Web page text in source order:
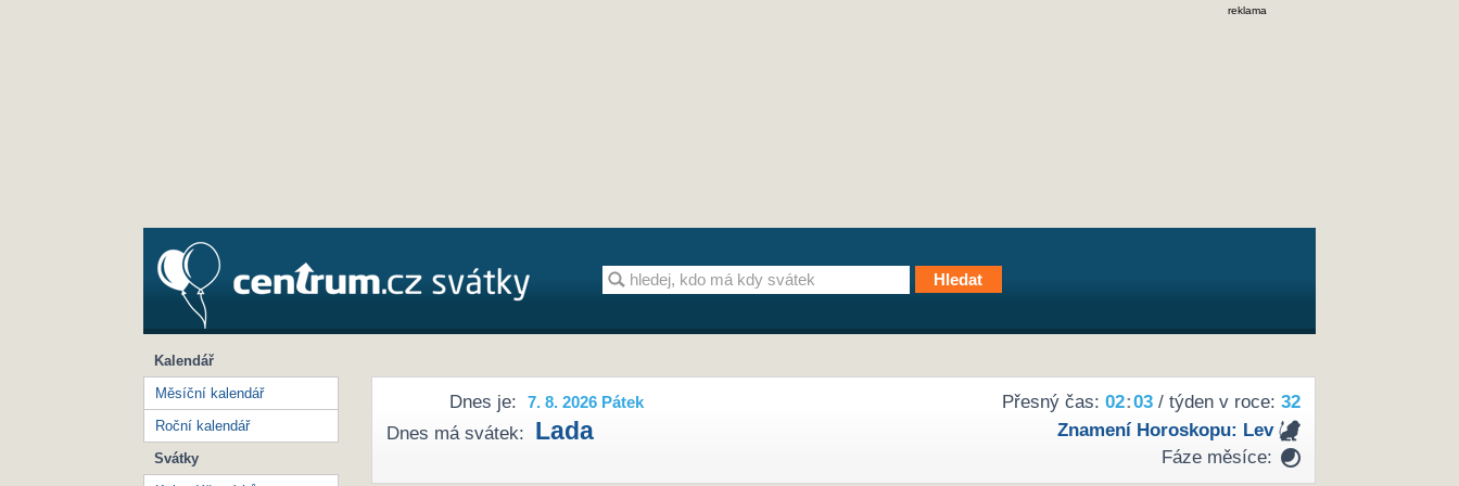
reklama
Přesný čas: 02:03/ týden v roce: 32
Znamení Horoskopu: Lev
Fáze měsíce:
Dnes je: 7. 8. 2026 Pátek
Dnes má svátek: Lada
Kalendář
Měsíční kalendář
Roční kalendář
Svátky